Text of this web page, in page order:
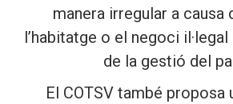
manera irregular a causa
l’habitatge o el negoci
de la gestió del
El COTSV també proposa